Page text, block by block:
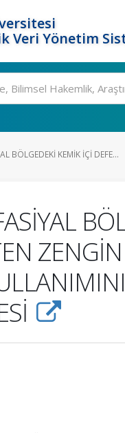
Veri Yönetim
BÖLGEDEKİ KEMİK İÇİ DEFE...